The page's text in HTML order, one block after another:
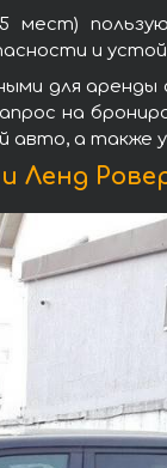
и
для
на
авто, а
Ленд